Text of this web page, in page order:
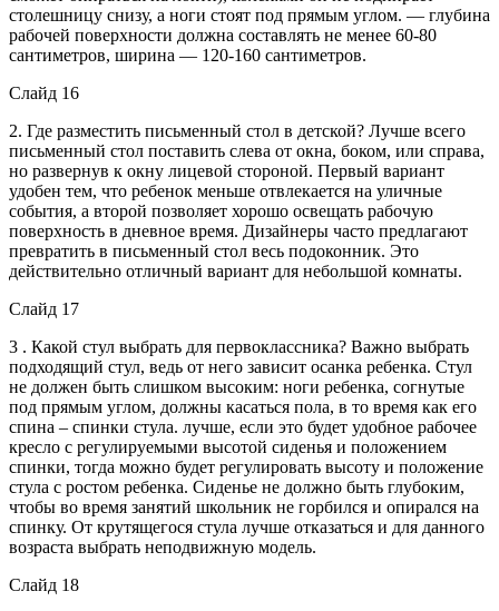
столешницу снизу, а ноги стоят под прямым углом. — глубина
рабочей поверхности должна составлять не менее 60-80
сантиметров, ширина — 120-160 сантиметров.
Слайд 16
2. Где разместить письменный стол в детской? Лучше всего
письменный стол поставить слева от окна, боком, или справа,
но развернув к окну лицевой стороной. Первый вариант
удобен тем, что ребенок меньше отвлекается на уличные
события, а второй позволяет хорошо освещать рабочую
поверхность в дневное время. Дизайнеры часто предлагают
превратить в письменный стол весь подоконник. Это
действительно отличный вариант для небольшой комнаты.
Слайд 17
3 . Какой стул выбрать для первоклассника? Важно выбрать
подходящий стул, ведь от него зависит осанка ребенка. Стул
не должен быть слишком высоким: ноги ребенка, согнутые
под прямым углом, должны касаться пола, в то время как его
спина – спинки стула. лучше, если это будет удобное рабочее
кресло с регулируемыми высотой сиденья и положением
спинки, тогда можно будет регулировать высоту и положение
стула с ростом ребенка. Сиденье не должно быть глубоким,
чтобы во время занятий школьник не горбился и опирался на
спинку. От крутящегося стула лучше отказаться и для данного
возраста выбрать неподвижную модель.
Слайд 18